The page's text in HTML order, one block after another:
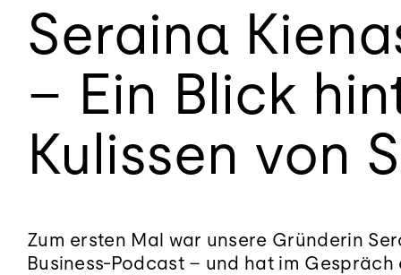
Seraina
– Ein Blick
Kulissen von
Zum ersten Mal war unsere Gründerin
Business-Podcast – und hat im